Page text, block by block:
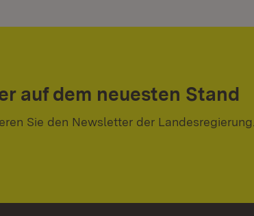
auf dem neuesten Stand
Sie den Newsletter der Landesregierung.